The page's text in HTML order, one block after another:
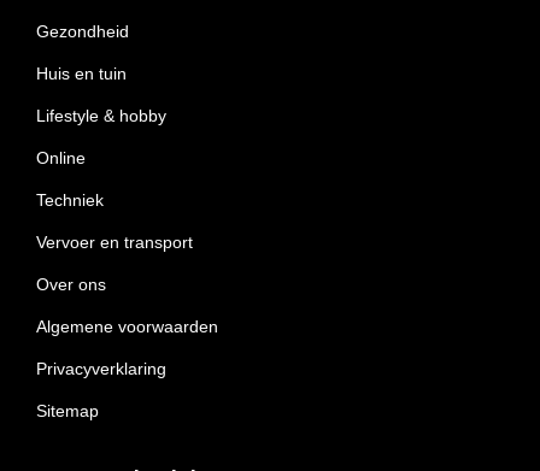
Gezondheid
Huis en tuin
Lifestyle & hobby
Online
Techniek
Vervoer en transport
Over ons
Algemene voorwaarden
Privacyverklaring
Sitemap